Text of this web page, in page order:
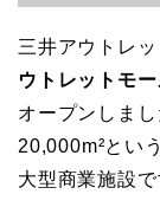
三井アウトレッ
ウトレットモ
オープンしま
20,000m²とい
大型商業施設で